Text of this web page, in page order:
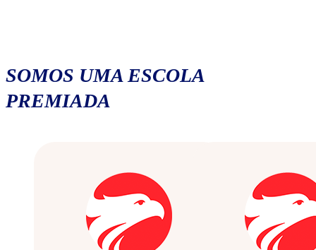
SOMOS UMA ESCOLA
PREMIADA